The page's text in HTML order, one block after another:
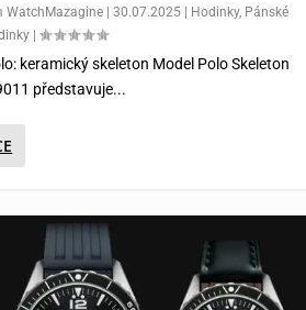
WatchMazagine |30.07.2025 Hodinky, Pánské
|
keramický skeleton Model Polo Skeleton
představuje...